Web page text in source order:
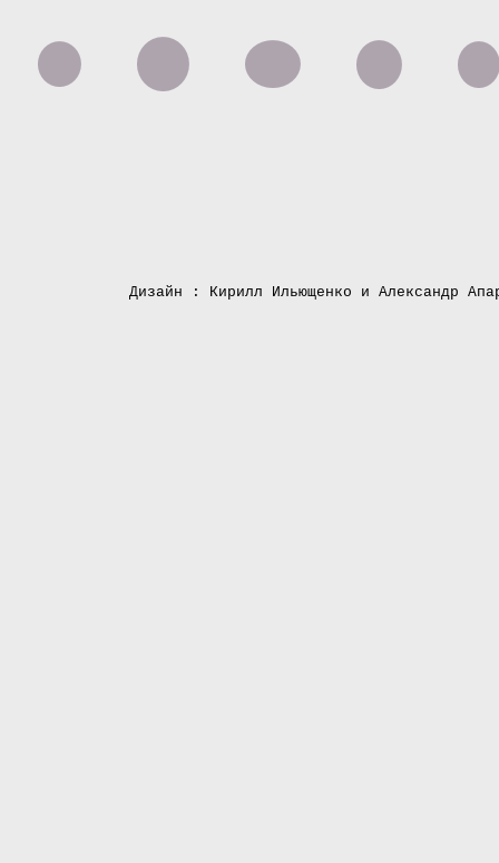
Дизайн : Кирилл Ильющенко и Александр